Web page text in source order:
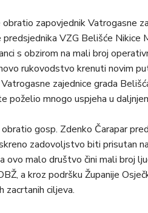
obratio zapovjednik Vatrogasne
VZG Belišće Nikice
s obzirom na mali broj
rukovodstvo krenuti novim
zajednice grada
poželio mnogo uspjeha u
gosp. Zdenko Čarapar
zadovoljstvo biti prisutan
ovo malo društvo čini mali broj
a kroz podršku Županije
zacrtanih ciljeva.